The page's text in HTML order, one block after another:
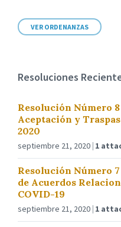
VER ORDENANZAS
Resoluciones
Resolución Número 8
Aceptación y
2020
septiembre 21, 2020 1
Resolución Número
de Acuerdos
COVID-19
septiembre 21, 2020 1